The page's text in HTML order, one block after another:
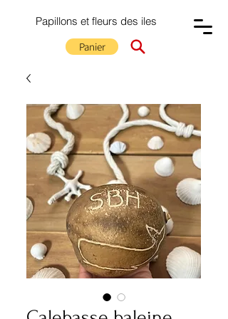
Papillons et fleurs des iles
Panier